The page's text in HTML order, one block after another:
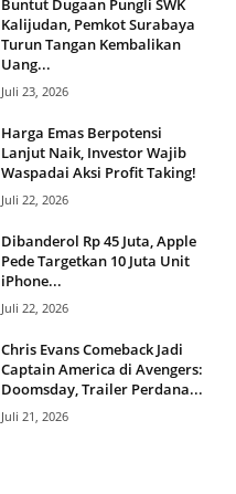
Buntut Dugaan Pungli SWK
Kalijudan, Pemkot Surabaya
Turun Tangan Kembalikan
Uang...
Juli 23, 2026
Harga Emas Berpotensi
Lanjut Naik, Investor Wajib
Waspadai Aksi Profit Taking!
Juli 22, 2026
Dibanderol Rp 45 Juta, Apple
Pede Targetkan 10 Juta Unit
iPhone...
Juli 22, 2026
Chris Evans Comeback Jadi
Captain America di Avengers:
Doomsday, Trailer Perdana...
Juli 21, 2026